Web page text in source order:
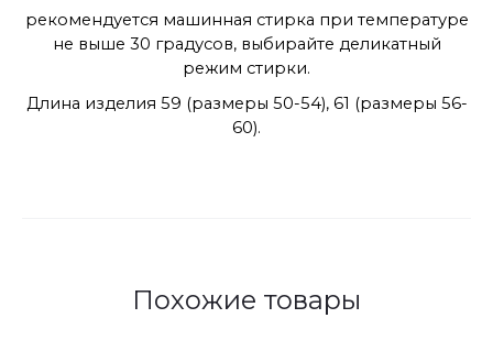
рекомендуется машинная стирка при температуре
не выше 30 градусов, выбирайте деликатный
режим стирки.
Длина изделия 59 (размеры 50-54), 61 (размеры 56-
60).
Похожие товары